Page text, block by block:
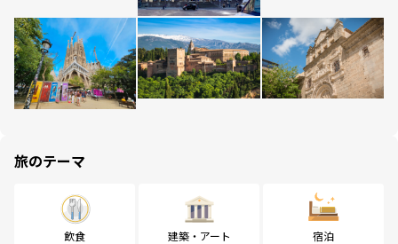
旅のテーマ
飲食 建築・アート 宿泊